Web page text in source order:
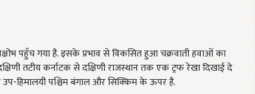
पहुँच गया है. इसके प्रभाव से विकसित हुआ चक्रवाती हवाओं का
तटीय कर्नाटक से दक्षिणी राजस्थान तक एक ट्रफ रेखा दिखाई दे
उप-हिमालयी पश्चिम बंगाल और सिक्किम के ऊपर है.